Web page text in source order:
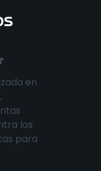
en
los
para